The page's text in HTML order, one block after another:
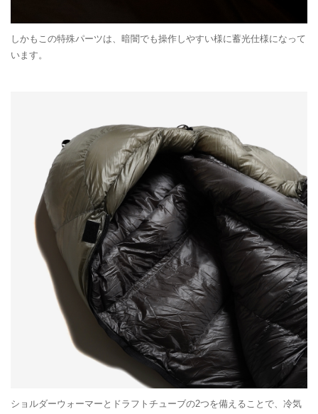
しかもこの特殊パーツは、暗闇でも操作しやすい様に蓄光仕様になって
います。
ショルダーウォーマーとドラフトチューブの2つを備えることで、冷気